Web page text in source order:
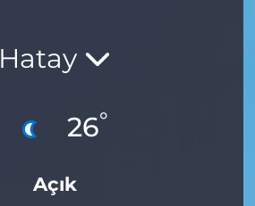
Hatay
26°
Açık